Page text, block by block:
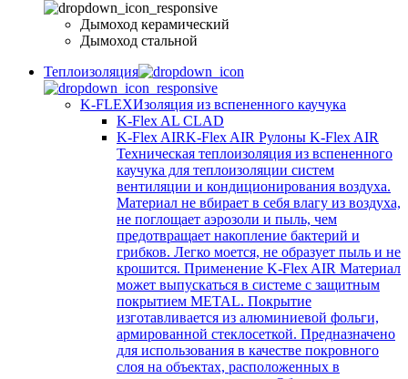
Дымоход керамический
Дымоход стальной
Теплоизоляция
K-FLEXИзоляция из вспененного каучука
K-Flex AL CLAD
K-Flex AIRK-Flex AIR Рулоны K-Flex AIR
Техническая теплоизоляция из вспененного
каучука для теплоизоляции систем
вентиляции и кондиционирования воздуха.
Материал не вбирает в себя влагу из воздуха,
не поглощает аэрозоли и пыль, чем
предотвращает накопление бактерий и
грибков. Легко моется, не образует пыль и не
крошится. Применение K-Flex AIR Материал
может выпускаться в системе c защитным
покрытием METAL. Покрытие
изготавливается из алюминиевой фольги,
армированной стеклосеткой. Предназначено
для использования в качестве покровного
слоя на объектах, расположенных в